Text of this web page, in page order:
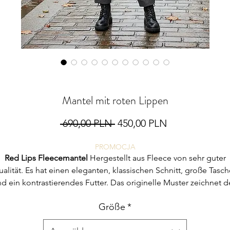
Mantel mit roten Lippen
690,00 PLN Standardpreis
450,00 PLN
PROMOCJA
Red Lips Fleecemantel Hergestellt aus Fleece von sehr guter
Es hat einen eleganten, klassischen Schnitt, große
ein kontrastierendes Futter. Das originelle Muster zeichnet
100 % hergestellt in Polen.
Größe *